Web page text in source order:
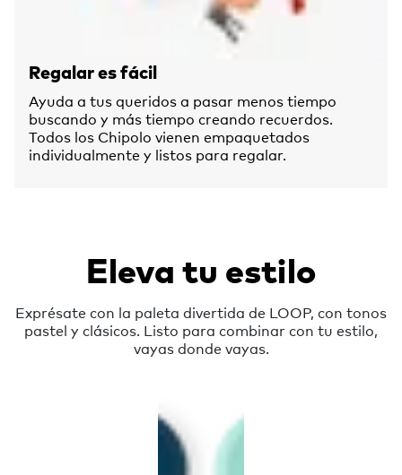
Regalar es fácil
Ayuda a tus queridos a pasar menos tiempo
buscando y más tiempo creando recuerdos.
Todos los Chipolo vienen empaquetados
individualmente y listos para regalar.
Eleva tu estilo
Exprésate con la paleta divertida de LOOP, con tonos
pastel y clásicos. Listo para combinar con tu estilo,
vayas donde vayas.